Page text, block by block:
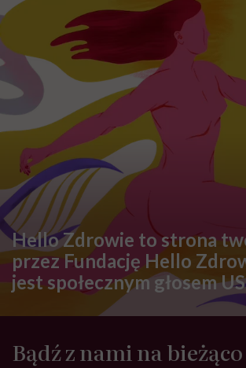
Hello Zdrowie to strona
przez Fundację Hello
jest społecznym głosem
Bądź z nami na bieżąco